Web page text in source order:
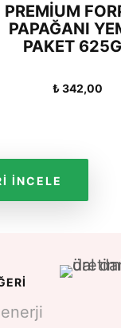
PREMIUM
PAPAĞANI
PAKET
₺342,00
İNCELE